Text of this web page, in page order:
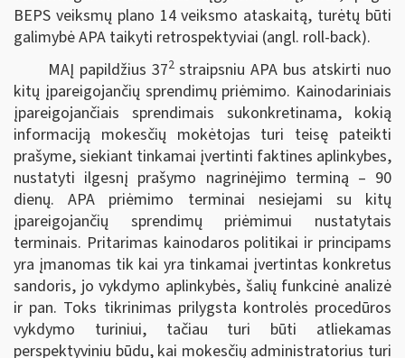
BEPS veiksmų plano 14 veiksmo ataskaitą, turėtų būti
galimybė APA taikyti retrospektyviai (angl. roll-back).
MAĮ papildžius 372straipsniu APA bus atskirti nuo
kitų įpareigojančių sprendimų priėmimo. Kainodariniais
įpareigojančiais sprendimais sukonkretinama, kokią
informaciją mokesčių mokėtojas turi teisę pateikti
prašyme, siekiant tinkamai įvertinti faktines aplinkybes,
nustatyti ilgesnį prašymo nagrinėjimo terminą – 90
dienų. APA priėmimo terminai nesiejami su kitų
įpareigojančių sprendimų priėmimui nustatytais
terminais. Pritarimas kainodaros politikai ir principams
yra įmanomas tik kai yra tinkamai įvertintas konkretus
sandoris, jo vykdymo aplinkybės, šalių funkcinė analizė
ir pan. Toks tikrinimas prilygsta kontrolės procedūros
vykdymo turiniui, tačiau turi būti atliekamas
perspektyviniu būdu, kai mokesčių administratorius turi